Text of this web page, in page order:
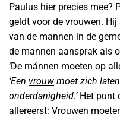
Paulus hier precies mee?
geldt voor de vrouwen.
van de mannen in de
de mannen aansprak als
‘De mánnen moeten op
‘Een vrouw moet zich
onderdanigheid.’ Het punt
allereerst: Vrouwen